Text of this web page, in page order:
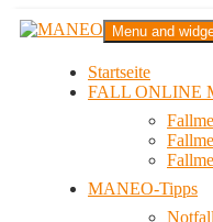
Zum
InhaltMANEO
Das schwule Anti-Gewalt-
Menu and
Startseite
FALL ONLINE
MANEO-Tipps